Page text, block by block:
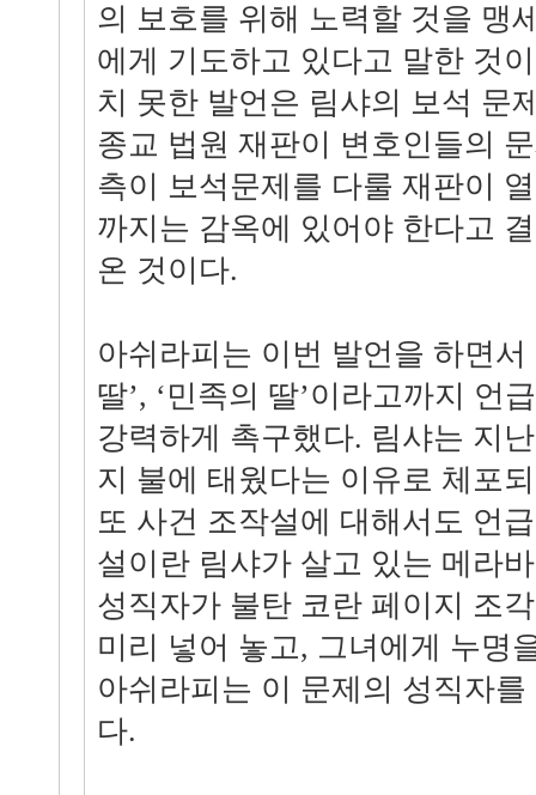
의 보호를 위해 노력할 것을 맹
에게 기도하고 있다고 말한 것
치 못한 발언은 림샤의 보석 문
종교 법원 재판이 변호인들의
측이 보석문제를 다룰 재판이
까지는 감옥에 있어야 한다고
온 것이다.
아쉬라피는 이번 발언을 하면서
딸’, ‘민족의 딸’이라고까지 언
강력하게 촉구했다. 림샤는 지
지 불에 태웠다는 이유로 체포
또 사건 조작설에 대해서도 언
설이란 림샤가 살고 있는 메라
성직자가 불탄 코란 페이지 조
미리 넣어 놓고, 그녀에게 누명
아쉬라피는 이 문제의 성직자
다.